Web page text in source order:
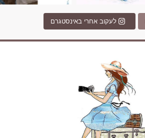
לעקוב אחרי באינסטגרם